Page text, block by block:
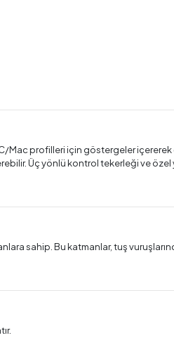
profilleri için göstergeler
Üç yönlü kontrol tekerleği ve
sahip. Bu katmanlar, tuş